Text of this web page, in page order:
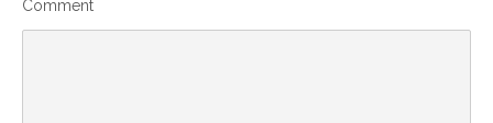
Comment